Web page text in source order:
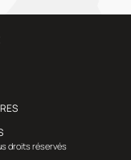
droits réservés